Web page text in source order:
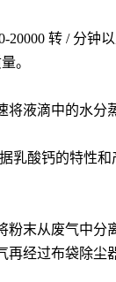
转 / 分
。
液滴中的水
乳酸钙的特性
末从废气中分
经过布袋除